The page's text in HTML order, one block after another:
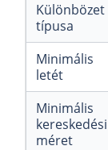
Különbözet
típusa
Minimális
letét
Minimális
kereskedési
méret